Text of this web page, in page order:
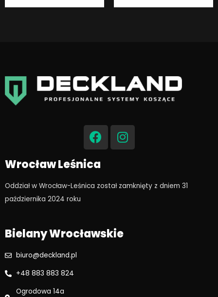
F
a
c
e
b
o
I
n
s
g
Wrocław Leśnica
Oddział w Wrocław-Leśnica został zamknięty z dniem 31
października 2024 roku​
Bielany Wrocławskie
biuro@deckland.pl
+48 883 883 824
Ogrodowa 14a